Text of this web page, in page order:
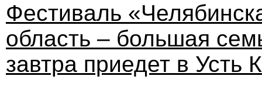
Фестиваль
область – большая
завтра приедет в Усть